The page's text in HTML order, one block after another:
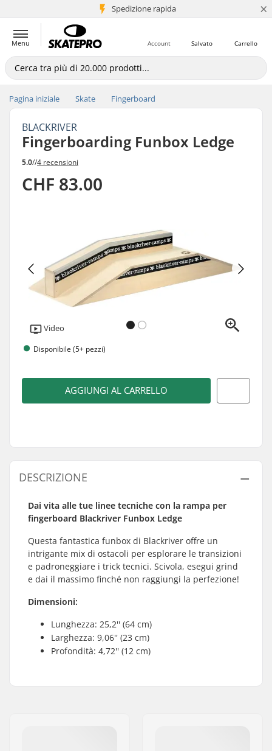
Spedizione rapida
+5 mln di clienti ×
Menu Carrello
Salvato
Account
Pagina iniziale Skate Fingerboard
BLACKRIVER
Fingerboarding Funbox Ledge
5.0//4 recensioni
CHF 83.00
Video
Disponibile (5+ pezzi)
AGGIUNGI AL CARRELLO
DESCRIZIONE
Dai vita alle tue linee tecniche con la rampa per
fingerboard Blackriver Funbox Ledge
Questa fantastica funbox di Blackriver offre un
intrigante mix di ostacoli per esplorare le transizioni
e padroneggiare i trick tecnici. Scivola, esegui grind
e dai il massimo finché non raggiungi la perfezione!
Dimensioni:
Lunghezza: 25,2'' (64 cm)
Larghezza: 9,06'' (23 cm)
Profondità: 4,72'' (12 cm)